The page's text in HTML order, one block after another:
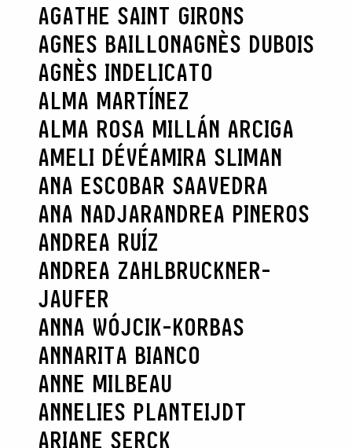
AGATHE SAINT GIRONS
AGNES BAILLONAGNÈS DUBOIS
AGNÈS INDELICATO
ALMA MARTÍNEZ
ALMA ROSA MILLÁN ARCIGA
AMELI DÉVÉAMIRA SLIMAN
ANA ESCOBAR SAAVEDRA
ANA NADJARANDREA PINEROS
ANDREA RUÍZ
ANDREA ZAHLBRUCKNER-
JAUFER
ANNA WÓJCIK-KORBAS
ANNARITA BIANCO
ANNE MILBEAU
ANNELIES PLANTEIJDT
ARIANE SERCK